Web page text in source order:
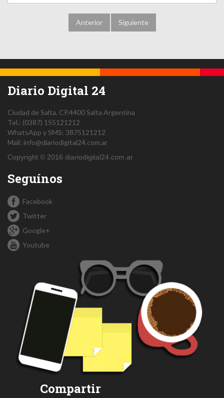
Anterior Siguiente
Diario Digital 24
Ciudad de Salta. CP.4400Salta Argentina
Tel.: (0387) 155121212
WhatsApp y SMS: 3875121212
Mail: info@diariodigital24.com.ar
Copyright © 2016 diariodigital24.com.ar
Seguínos
Facebook
Twitter
Google+
Youtube
Compartir